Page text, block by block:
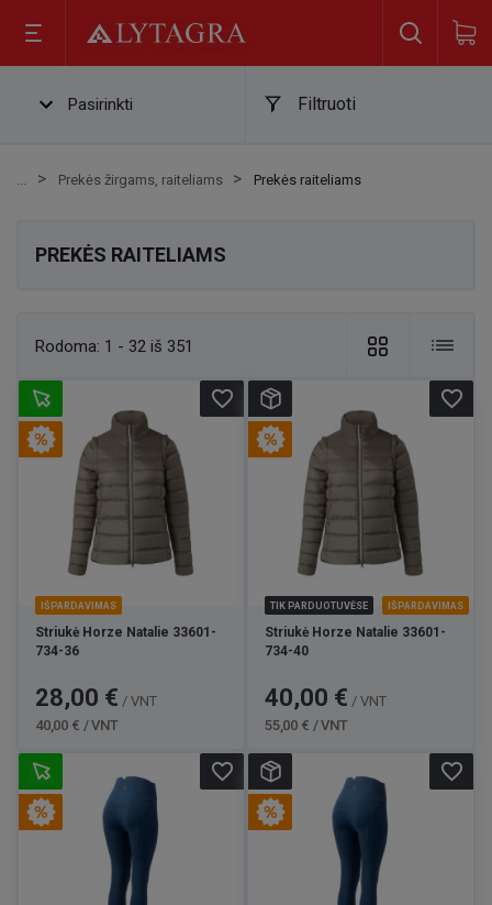
Pasirinkti Filtruoti
Prekės žirgams, raiteliams Prekės raiteliams
PREKĖS RAITELIAMS
Rodoma: 1 - 32 iš 351
IŠPARDAVIMAS
Striukė Horze Natalie 33601-
734-36
Kaina
28,00 € / VNT
40,00 € / VNT
favorite_border
TIK PARDUOTUVĖSE IŠPARDAVIMAS
Striukė Horze Natalie 33601-
734-40
Kaina
40,00 € / VNT
55,00 € / VNT
favorite_border
favorite_border favorite_border